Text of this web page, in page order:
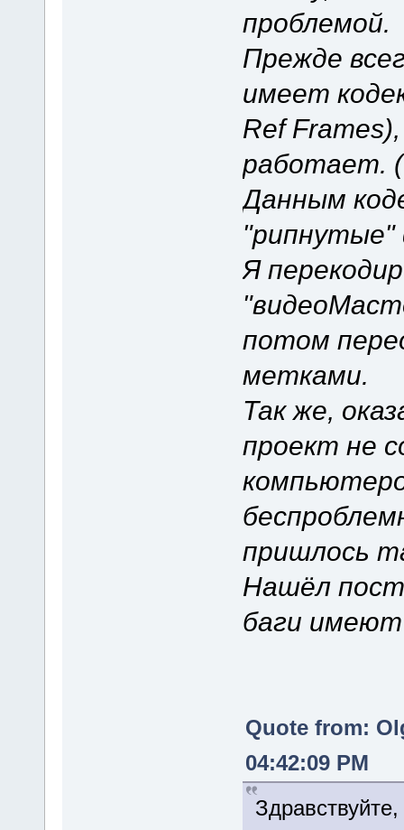
проблемой.
Прежде
имеет
Ref
работает. (
Данным
Я
потом
метками.
Так же,
проект не
пришлось
Нашёл
баги
Quote from:
04:42:09 PM